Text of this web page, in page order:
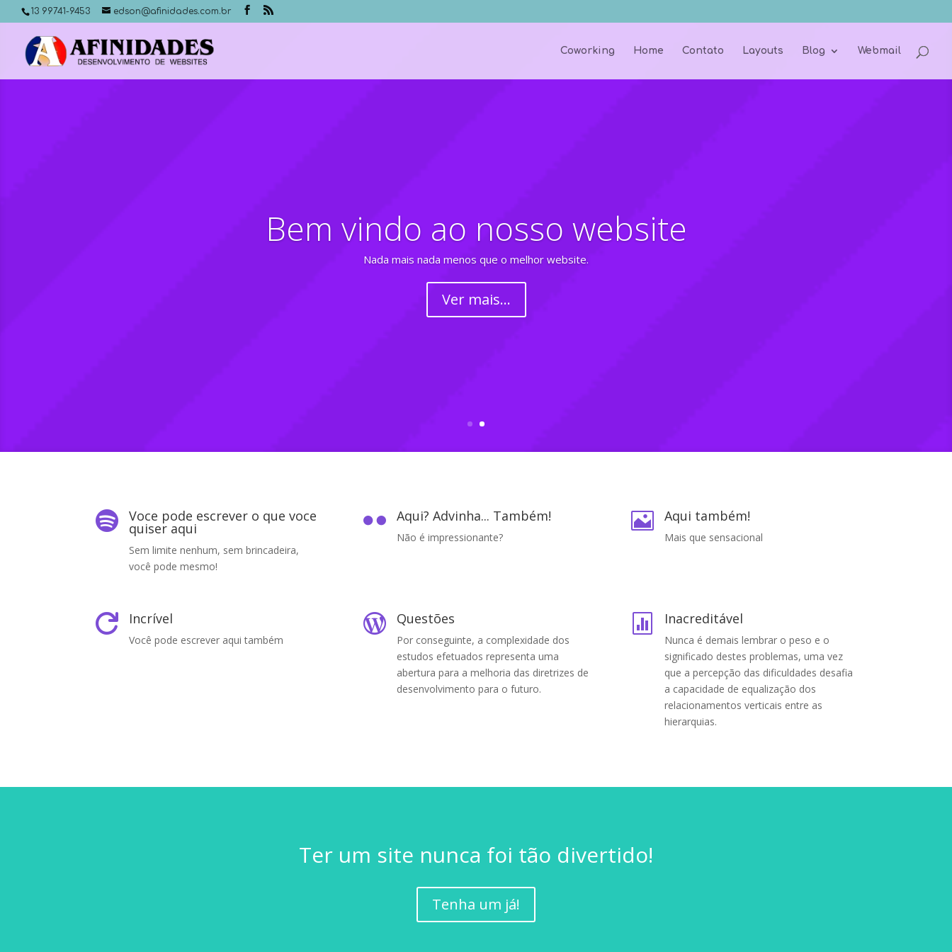
13 99741-9453 edson@afinidades.com.br
Coworking Home Contato Layouts Blog Webmail
Nem o céu é o limite
Nossos sites tem um movimento, uma qualidade tao alta que nem o céu é o
Ver se é verdade
 Voce pode escrever o que voce
quiser aqui
Sem limite nenhum, sem brincadeira,
você pode mesmo!
 Aqui? Advinha... Também!
Não é impressionante?
 Aqui também!
Mais que sensacional
 Incrível
Você pode escrever aqui também
 Questões
Por conseguinte, a complexidade dos
estudos efetuados representa uma
abertura para a melhoria das diretrizes de
desenvolvimento para o futuro.
 Inacreditável
Nunca é demais lembrar o peso e o
significado destes problemas, uma vez
que a percepção das dificuldades desafia
a capacidade de equalização dos
relacionamentos verticais entre as
hierarquias.
Ter um site nunca foi tão divertido!
Tenha um já!